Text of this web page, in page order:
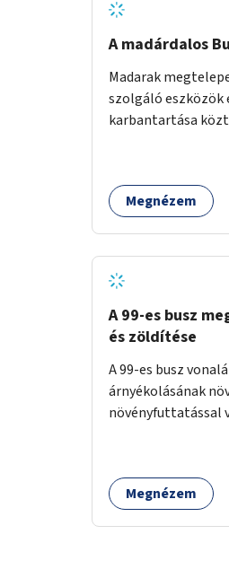
A madárdalos
Madarak
szolgáló eszközök
karbantartása
Megnézem
A 99-es busz
és zöldítése
A 99-es busz
árnyékolásának
növényfuttatással
figyelembevételével.
Megnézem